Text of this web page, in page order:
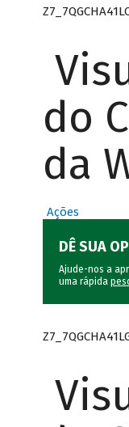
do
da
Ações
DÊ SUA
Ajude-nos a
uma rápida